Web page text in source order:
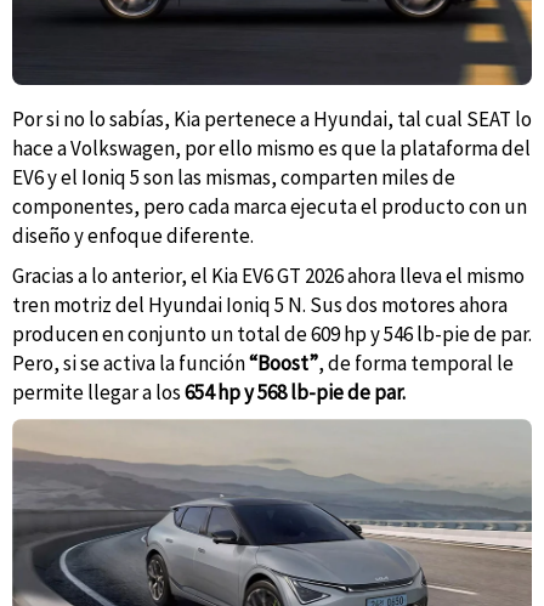
Por si no lo sabías, Kia pertenece a Hyundai, tal cual SEAT lo
hace a Volkswagen, por ello mismo es que la plataforma del
EV6 y el Ioniq 5 son las mismas, comparten miles de
componentes, pero cada marca ejecuta el producto con un
diseño y enfoque diferente.
Gracias a lo anterior, el Kia EV6 GT 2026 ahora lleva el mismo
tren motriz del Hyundai Ioniq 5 N. Sus dos motores ahora
producen en conjunto un total de 609 hp y 546 lb-pie de par.
Pero, si se activa la función“Boost”, de forma temporal le
permite llegar a los654 hp y 568 lb-pie de par.